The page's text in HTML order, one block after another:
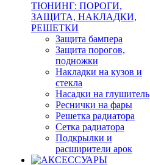
ТЮНИНГ: ПОРОГИ,
ЗАЩИТА, НАКЛАДКИ,
РЕШЕТКИ
Защита бампера
Защита порогов,
подножки
Накладки на кузов и
стекла
Насадки на глушитель
Реснички на фары
Решетка радиатора
Сетка радиатора
Подкрылки и
расширители арок